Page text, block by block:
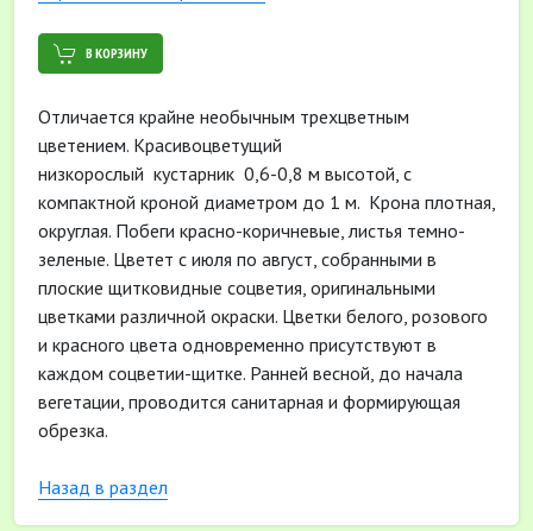
В КОРЗИНУ
Отличается крайне необычным трехцветным
цветением. Красивоцветущий
низкорослый кустарник 0,6-0,8 м высотой, с
компактной кроной диаметром до 1 м. Крона плотная,
округлая. Побеги красно-коричневые, листья темно-
зеленые. Цветет с июля по август, собранными в
плоские щитковидные соцветия, оригинальными
цветками различной окраски. Цветки белого, розового
и красного цвета одновременно присутствуют в
каждом соцветии-щитке. Ранней весной, до начала
вегетации, проводится санитарная и формирующая
обрезка.
Назад в раздел